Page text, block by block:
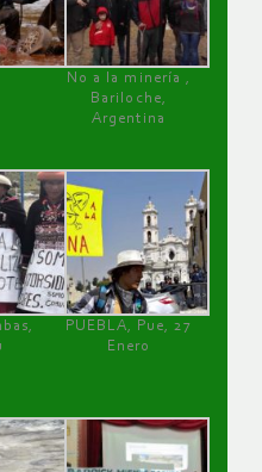
No a la minería ,
Bariloche,
Argentina
PUEBLA, Pue, 27
Enero